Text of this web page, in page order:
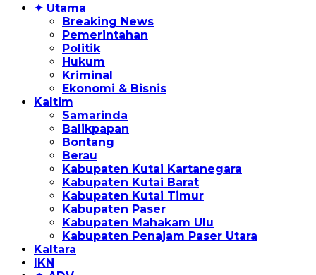
✦ Utama
Breaking News
Pemerintahan
Politik
Hukum
Kriminal
Ekonomi & Bisnis
Kaltim
Samarinda
Balikpapan
Bontang
Berau
Kabupaten Kutai Kartanegara
Kabupaten Kutai Barat
Kabupaten Kutai Timur
Kabupaten Paser
Kabupaten Mahakam Ulu
Kabupaten Penajam Paser Utara
Kaltara
IKN